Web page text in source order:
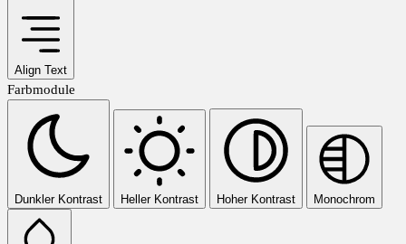
Align Text
Farbmodule
Dunkler Kontrast Heller Kontrast Hoher Kontrast Monochrom